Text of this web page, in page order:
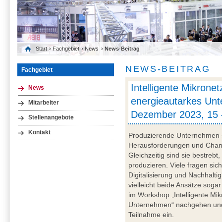
Start › Fachgebiet › News › News-Beitrag
Fachgebiet
News
Mitarbeiter
Stellenangebote
Kontakt
NEWS-BEITRAG
Intelligente
energieautarkes
Dezember 2023, 15
Produzierende
Herausforderungen und
Gleichzeitig sind sie
produzieren. Viele fragen
Digitalisierung und
vielleicht beide Ansätze
im Workshop „Intelligente
Unternehmen“ nachgehen
Teilnahme ein.